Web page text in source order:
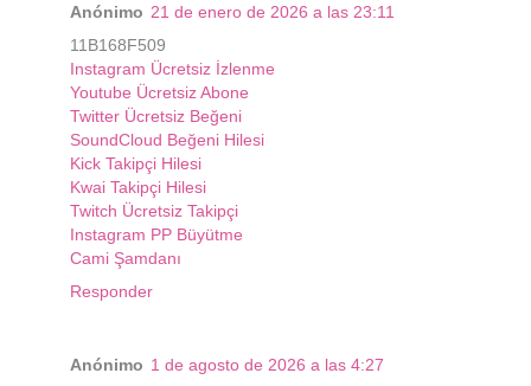
Anónimo 21 de enero de 2026 a las 23:11
11B168F509
Instagram Ücretsiz İzlenme
Youtube Ücretsiz Abone
Twitter Ücretsiz Beğeni
SoundCloud Beğeni Hilesi
Kick Takipçi Hilesi
Kwai Takipçi Hilesi
Twitch Ücretsiz Takipçi
Instagram PP Büyütme
Cami Şamdanı
Responder
Anónimo 1 de agosto de 2026 a las 4:27